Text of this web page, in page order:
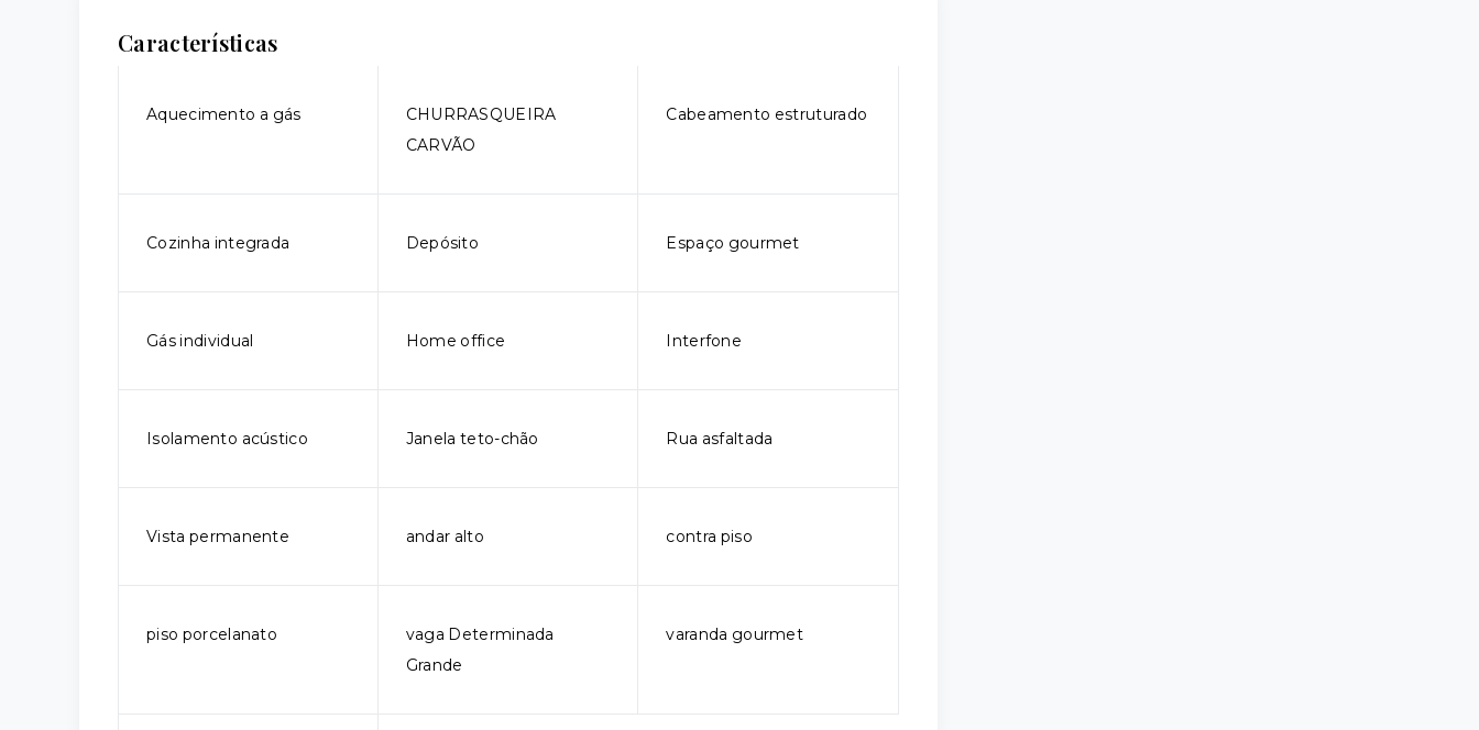
Características
Aquecimento a gás
CHURRASQUEIRA
CARVÃO
Cabeamento estruturado
Cozinha integrada Depósito Espaço gourmet
Gás individual Home office Interfone
Isolamento acústico Janela teto-chão Rua asfaltada
Vista permanente andar alto contra piso
piso porcelanato
vaga Determinada
Grande
varanda gourmet